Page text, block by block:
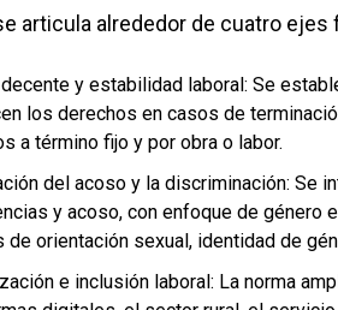
articula alrededor de cuatro ejes
decente y estabilidad laboral: Se
los derechos en casos de
a término fijo y por obra o labor.
del acoso y la discriminación: Se
y acoso, con enfoque de género
de orientación sexual, identidad de
e inclusión laboral: La norma